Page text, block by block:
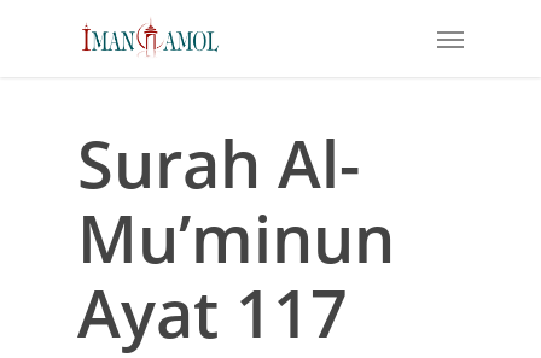
Menu
Surah Al-
Mu’minun
Ayat 117